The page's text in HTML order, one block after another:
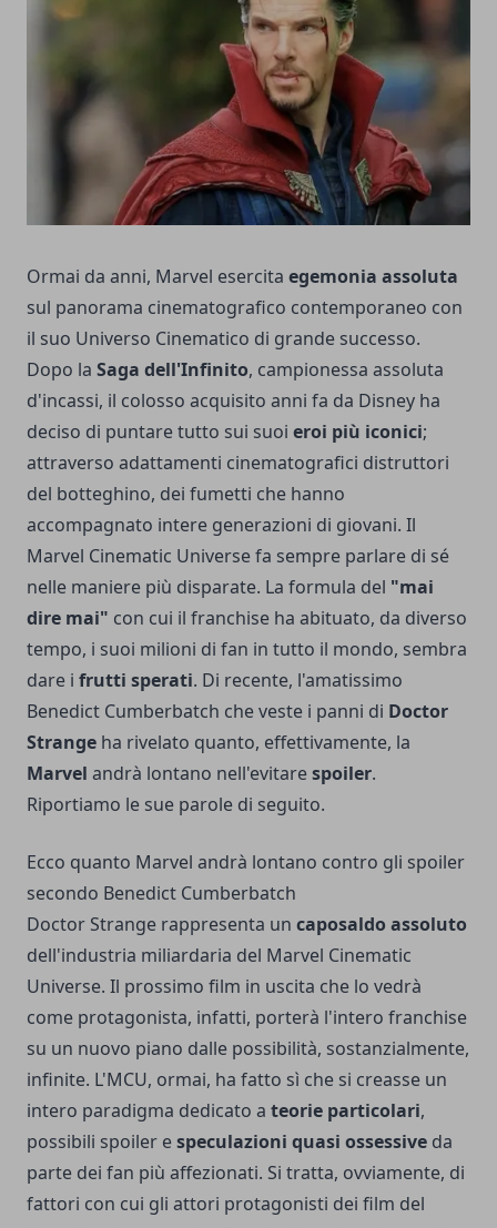
Ormai da anni, Marvel esercita egemonia assoluta
sul panorama cinematografico contemporaneo con
il suo Universo Cinematico di grande successo.
Dopo la Saga dell'Infinito, campionessa assoluta
d'incassi, il colosso acquisito anni fa da Disney ha
deciso di puntare tutto sui suoi eroi più iconici;
attraverso adattamenti cinematografici distruttori
del botteghino, dei fumetti che hanno
accompagnato intere generazioni di giovani. Il
Marvel Cinematic Universe fa sempre parlare di sé
nelle maniere più disparate. La formula del "mai
dire mai" con cui il franchise ha abituato, da diverso
tempo, i suoi milioni di fan in tutto il mondo, sembra
dare i frutti sperati. Di recente, l'amatissimo
Benedict Cumberbatch che veste i panni di Doctor
Strange ha rivelato quanto, effettivamente, la
Marvel andrà lontano nell'evitarespoiler.
Riportiamo le sue parole di seguito.
Ecco quanto Marvel andrà lontano contro gli spoiler
secondo Benedict Cumberbatch
Doctor Strange rappresenta un caposaldo assoluto
dell'industria miliardaria del Marvel Cinematic
Universe. Il prossimo film in uscita che lo vedrà
come protagonista, infatti, porterà l'intero franchise
su un nuovo piano dalle possibilità, sostanzialmente,
infinite. L'MCU, ormai, ha fatto sì che si creasse un
intero paradigma dedicato a teorie particolari,
possibili spoiler especulazioni quasi ossessive da
parte dei fan più affezionati. Si tratta, ovviamente, di
fattori con cui gli attori protagonisti dei film del